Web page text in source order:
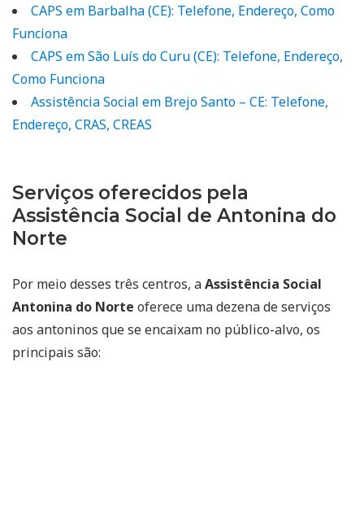
CAPS em Barbalha (CE): Telefone, Endereço, Como
Funciona
CAPS em São Luís do Curu (CE): Telefone, Endereço,
Como Funciona
Assistência Social em Brejo Santo – CE: Telefone,
Endereço, CRAS, CREAS
Serviços oferecidos pela
Assistência Social de Antonina do
Norte
Por meio desses três centros, aAssistência Social
Antonina do Norte oferece uma dezena de serviços
aos antoninos que se encaixam no público-alvo, os
principais são: